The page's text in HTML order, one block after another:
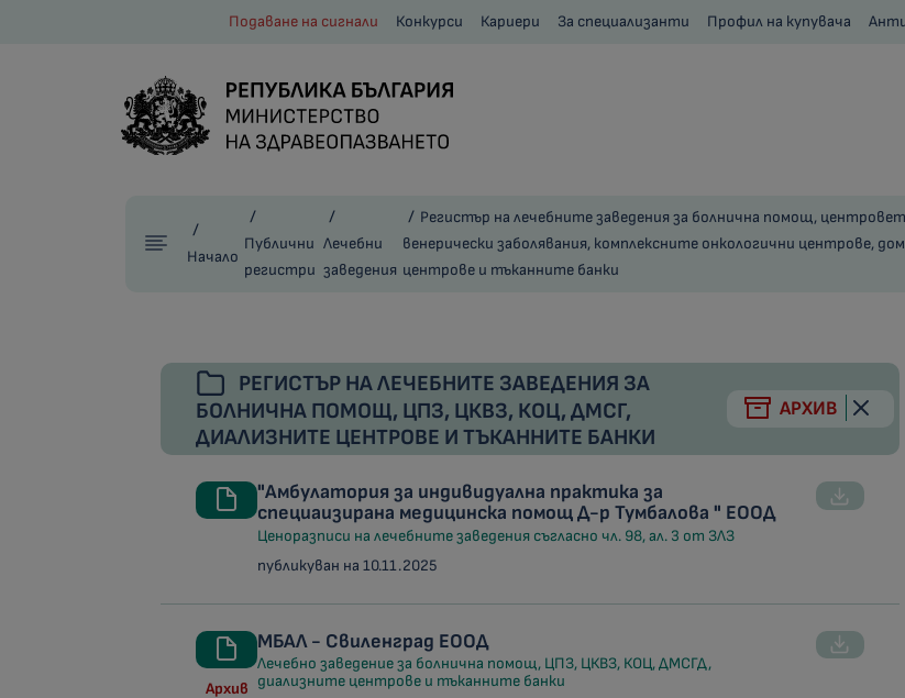
Подаване на сигнали Конкурси Кариери За специализанти Профил на купувача
Начало
Публични
регистри
Лечебни
заведения
Регистър на лечебните заведения за болнична помощ,
венерически заболявания, комплексните онкологични центрове,
центрове и тъканните банки
РЕГИСТЪР НА ЛЕЧЕБНИТЕ ЗАВЕДЕНИЯ ЗА
БОЛНИЧНА ПОМОЩ, ЦПЗ, ЦКВЗ, КОЦ, ДМСГ,
ДИАЛИЗНИТЕ ЦЕНТРОВЕ И ТЪКАННИТЕ БАНКИ
АРХИВ
"Амбулатория за индивидуална практика за
специаизирана медицинска помощ Д-р Тумбалова " ЕООД
Ценоразписи на лечебните заведения съгласно чл. 98, ал. 3 от ЗЛЗ
публикуван на 10.11.2025
Архив
МБАЛ - Свиленград ЕООД
Лечебно заведение за болнична помощ, ЦПЗ, ЦКВЗ, КОЦ, ДМСГД,
диализните центрове и тъканните банки